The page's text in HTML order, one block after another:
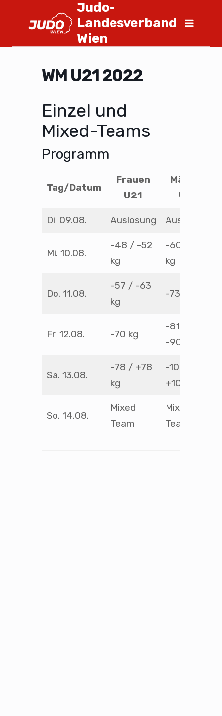
Judo-
Landesverband
Wien
WM U21 2022
Einzel und
Mixed-Teams
Programm
Tag/Datum
Frauen
U21
Männer
U21
Di. 09.08. Auslosung Auslosung
Mi. 10.08.
-48 / -52
kg
-60 / -66
kg
Do. 11.08.
-57 / -63
kg
-73 kg
Fr. 12.08. -70 kg
-81 /
-90kg
Sa. 13.08.
-78 / +78
kg
-100 /
+100 kg
So. 14.08.
Mixed
Team
Mixed
Team